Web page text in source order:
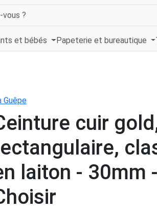
vous ?
et bébés Papeterie et bureautique
Guêpe
cuir
laiton - 30mm